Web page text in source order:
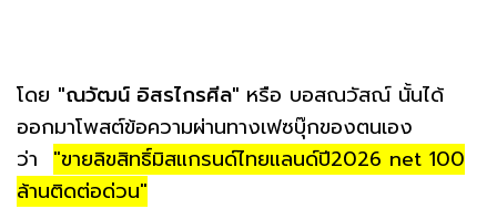
โดย "ณวัฒน์ อิสรไกรศีล" หรือ บอสณวัสณ์ นั้นได้
ออกมาโพสต์ข้อความผ่านทางเฟซบุ๊กของตนเอง
ว่า "ขายลิขสิทธิ์มิสแกรนด์ไทยแลนด์ปี2026 net 100
ล้านติดต่อด่วน"